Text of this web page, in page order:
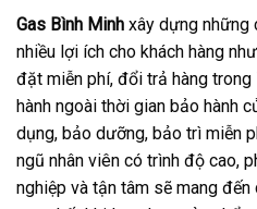
Gas Bình Minh xây dựng những
nhiều lợi ích cho khách hàng
đặt miễn phí, đổi trả hàng
hành ngoài thời gian bảo hành
dụng, bảo dưỡng, bảo trì miễn
ngũ nhân viên có trình độ cao,
nghiệp và tận tâm sẽ mang